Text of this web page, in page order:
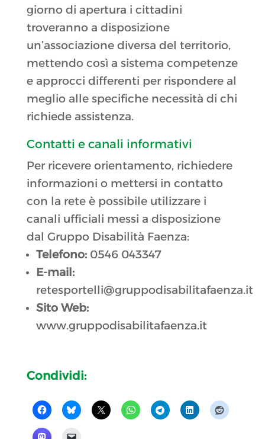
giorno di apertura i cittadini
troveranno a disposizione
un’associazione diversa del territorio,
mettendo così a sistema competenze
e approcci differenti per rispondere al
meglio alle specifiche necessità di chi
richiede assistenza.
Contatti e canali informativi
Per ricevere orientamento, richiedere
informazioni o mettersi in contatto
con la rete è possibile utilizzare i
canali ufficiali messi a disposizione
dal Gruppo Disabilità Faenza:
Telefono:0546 043347
E-mail:
retesportelli@gruppodisabilitafaenza.it
Sito Web:
www.gruppodisabilitafaenza.it
Condividi: